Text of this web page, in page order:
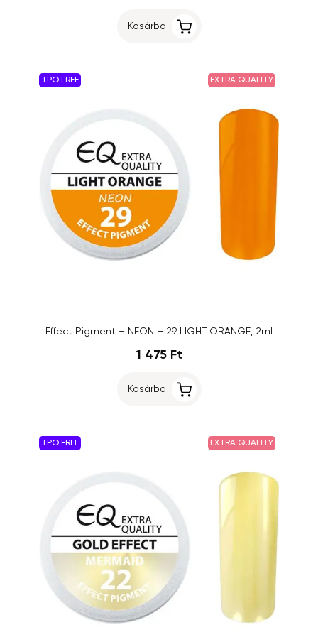
Kosárba
TPO FREE EXTRA QUALITY
Effect Pigment – NEON – 29 LIGHT ORANGE, 2ml
1 475 Ft
Kosárba
TPO FREE EXTRA QUALITY